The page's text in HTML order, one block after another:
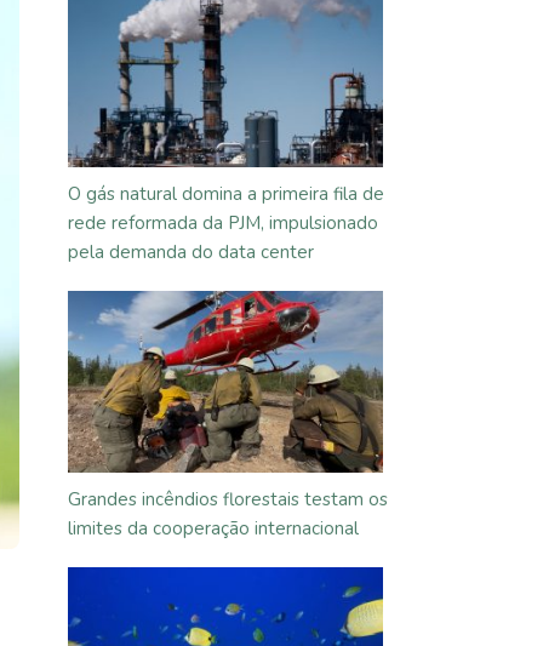
O gás natural domina a primeira fila de
rede reformada da PJM, impulsionado
pela demanda do data center
Grandes incêndios florestais testam os
limites da cooperação internacional